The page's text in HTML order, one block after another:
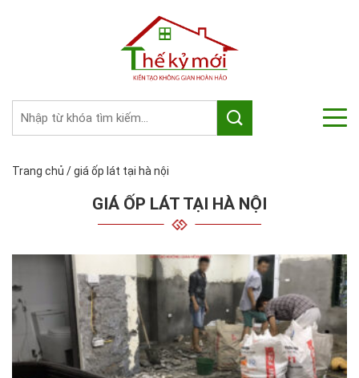
Trang chủ /giá ốp lát tại hà nội
GIÁ ỐP LÁT TẠI HÀ NỘI